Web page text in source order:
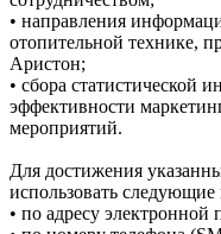
• направления
отопительной технике,
Аристон;
• сбора статистической
эффективности
мероприятий.
Для достижения
использовать
• по адресу электронной